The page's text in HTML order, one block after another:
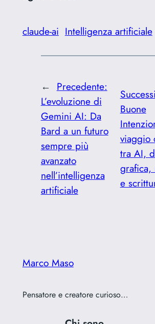
claude-ai Intelligenza artificiale
← Precedente:
L’evoluzione di
Gemini AI: Da
Bard a un futuro
sempre più
avanzato
nell’intelligenza
artificiale
Buone
viaggio
tra AI,
grafica,
e
Marco Maso
Pensatore e creatore curioso…